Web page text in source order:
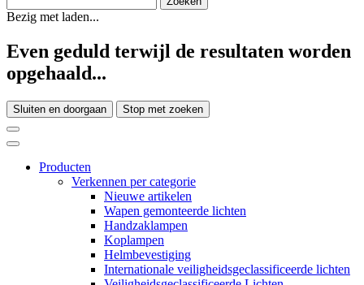
Bezig met laden...
Even geduld terwijl de resultaten worden
opgehaald...
Sluiten en doorgaan Stop met zoeken
Producten
Verkennen per categorie
Nieuwe artikelen
Wapen gemonteerde lichten
Handzaklampen
Koplampen
Helmbevestiging
Internationale veiligheidsgeclassificeerde lichten